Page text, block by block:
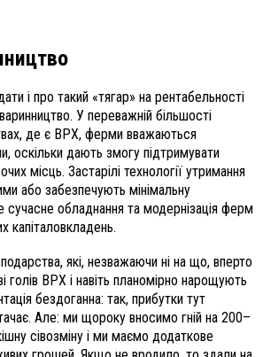
і про такий «тягар» на рентабельності
У переважній більшості
де є ВРХ, ферми вважаються
оскільки дають змогу підтримувати
місць. Застарілі технології утримання
або забезпечують мінімальну
сучасне обладнання та модернізація ферм
капіталовкладень.
які, незважаючи ні на що, вперто
голів ВРХ і навіть планомірно нарощують
бездоганна: так, прибутки тут
Але: ми щороку вносимо гній на 200–
сівозміну і ми маємо додаткове